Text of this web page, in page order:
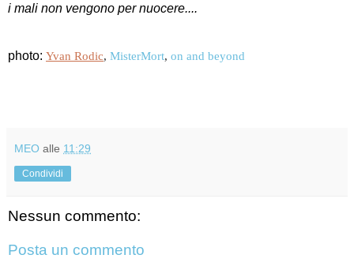
i mali non vengono per nuocere....
photo: Yvan Rodic, MisterMort, on and beyond
MEO alle 11:29
Condividi
Nessun commento:
Posta un commento